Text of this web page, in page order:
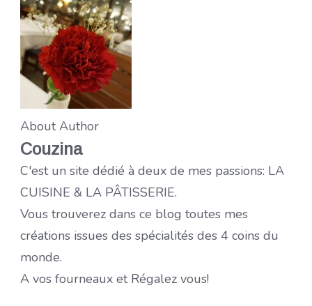
About Author
Couzina
C'est un site dédié à deux de mes passions: LA
CUISINE & LA PÂTISSERIE.
Vous trouverez dans ce blog toutes mes
créations issues des spécialités des 4 coins du
monde.
A vos fourneaux et Régalez vous!